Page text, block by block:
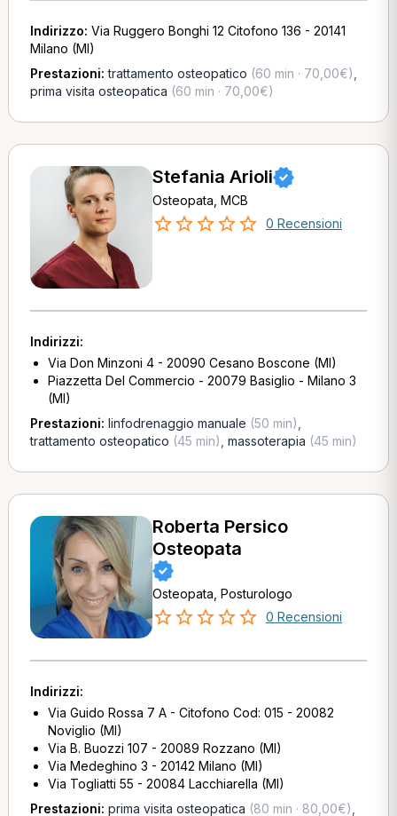
Indirizzo: Via Ruggero Bonghi 12 Citofono 136 - 20141
Milano (MI)
Prestazioni:trattamento osteopatico (60 min · 70,00€)
prima visita osteopatica (60 min · 70,00€)
Stefania Arioli
Osteopata, MCB
0 Recensioni
Indirizzi:
Via Don Minzoni 4 - 20090 Cesano Boscone (MI)
Piazzetta Del Commercio - 20079 Basiglio - Milano 3
(MI)
Prestazioni: linfodrenaggio manuale (50 min)
trattamento osteopatico (45 min) massoterapia (45 min)
Roberta Persico
Osteopata
Osteopata, Posturologo
0 Recensioni
Indirizzi:
Via Guido Rossa 7 A - Citofono Cod: 015 - 20082
Noviglio (MI)
Via B. Buozzi 107 - 20089 Rozzano (MI)
Via Medeghino 3 - 20142 Milano (MI)
Via Togliatti 55 - 20084 Lacchiarella (MI)
Prestazioni: prima visita osteopatica (80 min · 80,00€)